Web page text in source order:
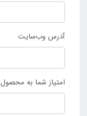
آدرس وب‌سایت
امتیاز شما به محصول